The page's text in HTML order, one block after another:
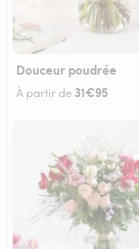
Douceur poudrée
À partir de 31€95